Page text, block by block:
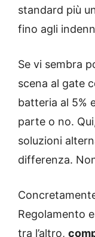
standard più
fino agli
Se vi sembra
scena al gate
batteria al 5%
parte o no.
soluzioni
differenza.
Regolamento
tra l’altro,